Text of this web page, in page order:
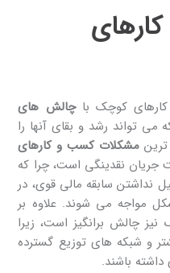
کارهای کوچک باچالش های
‌تواند رشد و بقای آنها را
مشکلات کسب و کارهای
جریان نقدینگی است، چرا که
نداشتن سابقه مالی قوی، در
مواجه می ‌شوند. علاوه بر
چالش ‌برانگیز است، زیرا
و شبکه ‌های توزیع گسترده
باشند.